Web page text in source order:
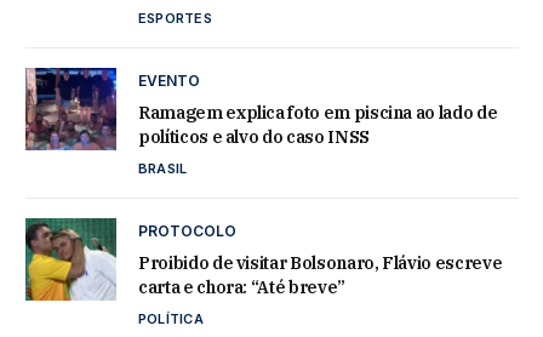
ESPORTES
EVENTO
Ramagem explica foto em piscina ao lado de
políticos e alvo do caso INSS
BRASIL
PROTOCOLO
Proibido de visitar Bolsonaro, Flávio escreve
carta e chora: “Até breve”
POLÍTICA